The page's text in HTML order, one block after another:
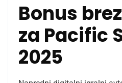
Bonus
za Pacific
2025